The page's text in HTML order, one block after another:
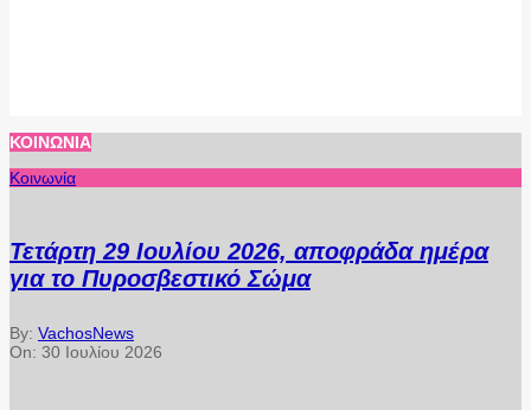
ΚΟΙΝΩΝΊΑ
Κοινωνία
Τετάρτη 29 Ιουλίου 2026, αποφράδα ημέρα
για το Πυροσβεστικό Σώμα
By: VachosNews
On: 30 Ιουλίου 2026